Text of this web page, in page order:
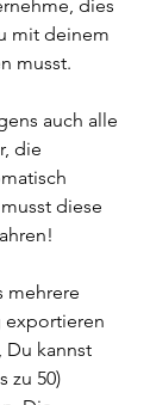
dies
mit deinem
musst.
auch alle
die
diese
mehrere
exportieren
Du kannst
zu 50)